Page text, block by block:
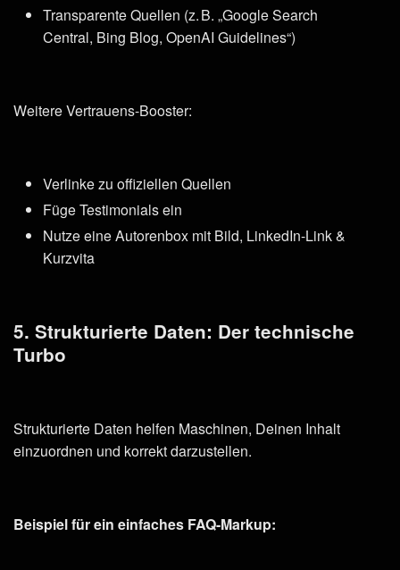
Transparente Quellen (z. B. „Google Search
Central, Bing Blog, OpenAI Guidelines“)
Weitere Vertrauens-Booster:
Verlinke zu offiziellen Quellen
Füge Testimonials ein
Nutze eine Autorenbox mit Bild, LinkedIn-Link &
Kurzvita
5. Strukturierte Daten: Der technische
Turbo
Strukturierte Daten helfen Maschinen, Deinen Inhalt
einzuordnen und korrekt darzustellen.
Beispiel für ein einfaches FAQ-Markup: